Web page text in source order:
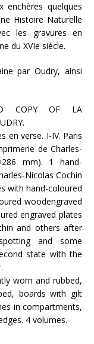
quelques
Histoire Naturelle
les gravures en
du XVIe siècle.
par Oudry, ainsi
COPY OF LA
en verse. I-IV. Paris
de Charles-
mm). 1 hand-
Nicolas Cochin
with hand-coloured
woodengraved
engraved plates
and others after
and some
state with the
worn and rubbed,
boards with gilt
in compartments,
4 volumes.